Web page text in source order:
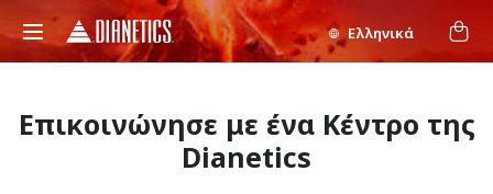
Ελληνικά
Επικοινώνησε με ένα Κέντρο της
Dianetics